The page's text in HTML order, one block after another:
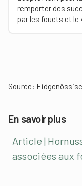
remporter des
par les fouets et le
Source:
En savoir plus
Article |
associées aux